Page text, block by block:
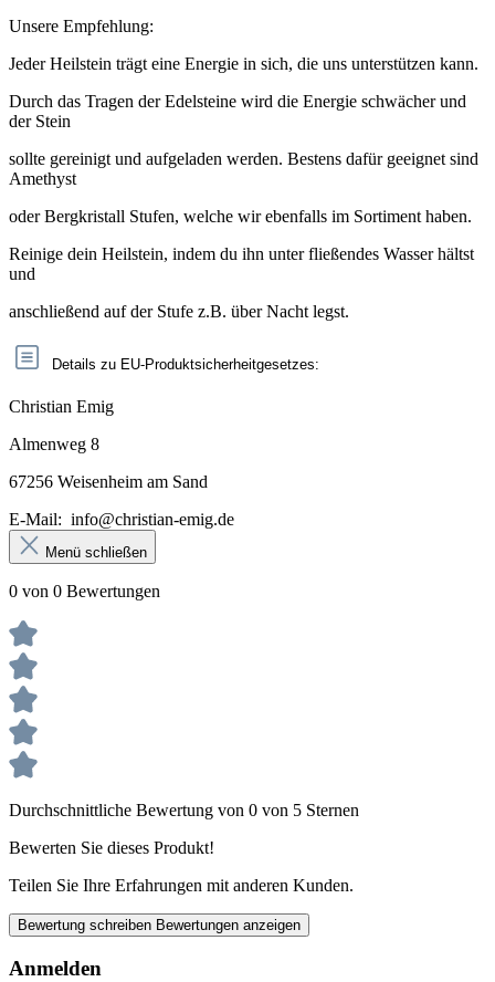
Unsere Empfehlung:
Jeder Heilstein trägt eine Energie in sich, die uns unterstützen kann.
Durch das Tragen der Edelsteine wird die Energie schwächer und
der Stein
sollte gereinigt und aufgeladen werden. Bestens dafür geeignet sind
Amethyst
oder Bergkristall Stufen, welche wir ebenfalls im Sortiment haben.
Reinige dein Heilstein, indem du ihn unter fließendes Wasser hältst
und
anschließend auf der Stufe z.B. über Nacht legst.
Details zu EU-Produktsicherheitgesetzes:
Christian Emig
Almenweg 8
67256 Weisenheim am Sand
E-Mail: info@christian-emig.de
Menü schließen
0 von 0 Bewertungen
Durchschnittliche Bewertung von 0 von 5 Sternen
Bewerten Sie dieses Produkt!
Teilen Sie Ihre Erfahrungen mit anderen Kunden.
Bewertung schreiben Bewertungen anzeigen
Anmelden